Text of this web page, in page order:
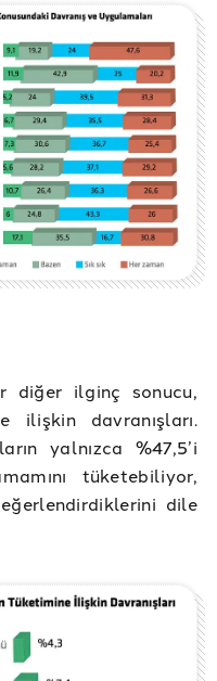
diğer ilginç sonucu,
ilişkin davranışları.
yalnızca %47,5’i
tüketebiliyor,
dile